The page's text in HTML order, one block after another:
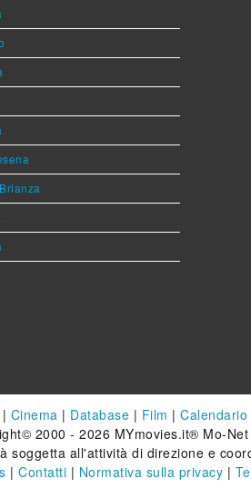
| Cinema | Database | Film | Calendario
2000 - 2026 MYmovies.it® Mo-
soggetta all'attività di direzione e
| Contatti | Normativa sulla privacy |